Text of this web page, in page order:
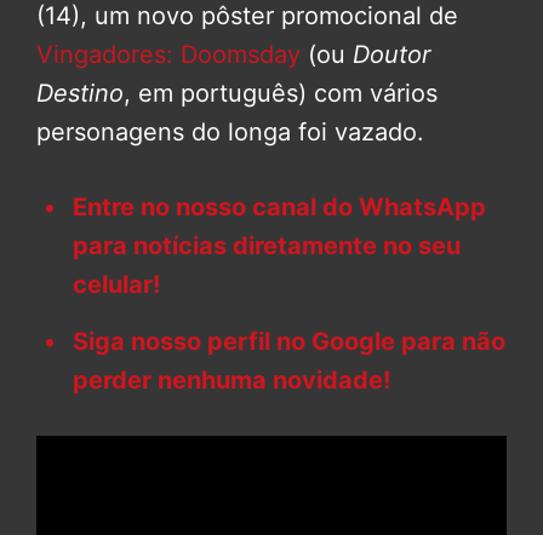
(14), um novo pôster promocional de
Vingadores: Doomsday (ou Doutor
Destino, em português) com vários
personagens do longa foi vazado.
Entre no nosso canal do WhatsApp
para notícias diretamente no seu
celular!
Siga nosso perfil no Google para não
perder nenhuma novidade!